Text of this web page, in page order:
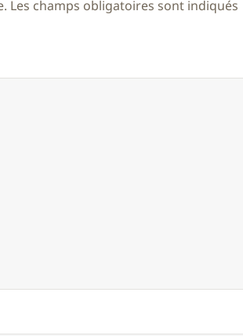
Les champs obligatoires sont indiqués